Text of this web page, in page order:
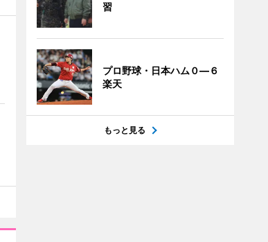
習
プロ野球・日本ハム０―６
楽天
もっと見る